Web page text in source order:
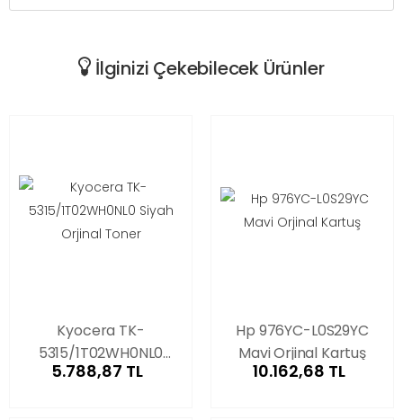
İlginizi Çekebilecek Ürünler
Kyocera TK-
5315/1T02WH0NL0
Siyah Orjinal Toner
5.788,87 TL
Hp 976YC-L0S29YC
Mavi Orjinal Kartuş
10.162,68 TL